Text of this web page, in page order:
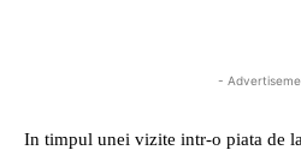
-
In timpul unei vizite intr-o piata de